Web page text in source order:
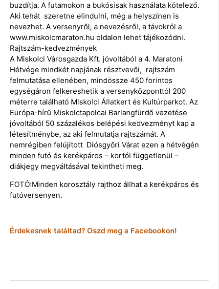
buzdítja. A futamokon a bukósisak használata kötelező.
Aki tehát szeretne elindulni, még a helyszínen is
nevezhet. A versenyről, a nevezésről, a távokról a
www.miskolcmaraton.hu oldalon lehet tájékozódni.
Rajtszám-kedvezmények
A Miskolci Városgazda Kft. jóvoltából a 4. Maratoni
Hétvége mindkét napjának résztvevői, rajtszám
felmutatása ellenében, mindössze 450 forintos
egységáron felkereshetik a versenyközponttól 200
méterre található Miskolci Állatkert és Kultúrparkot. Az
Európa-hírű Miskolctapolcai Barlangfürdő vezetése
jóvoltából 50 százalékos belépési kedvezményt kap a
létesítménybe, az aki felmutatja rajtszámát. A
nemrégiben felújított Diósgyőri Várat ezen a hétvégén
minden futó és kerékpáros – kortól függetlenül –
diákjegy megváltásával tekintheti meg.
FOTÓ:Minden korosztály rajthoz állhat a kerékpáros és
futóversenyen.
Érdekesnek találtad? Oszd meg a Facebookon!